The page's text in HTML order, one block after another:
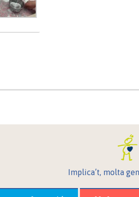
Implica’t, molta